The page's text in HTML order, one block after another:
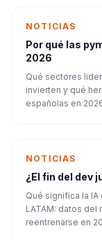
NOTICIAS
Por qué las
2026
Qué sectores
invierten y qué
españolas en
NOTICIAS
¿El fin del dev
Qué significa la
LATAM: datos
reentrenarse en